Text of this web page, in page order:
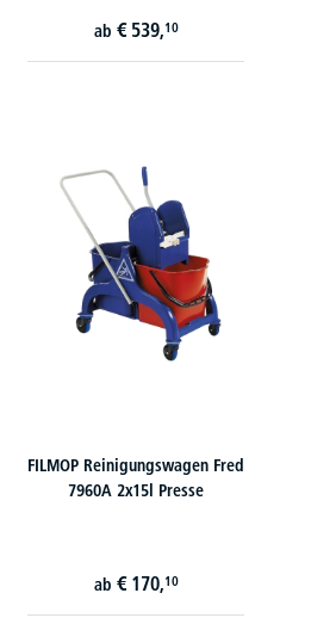
ab € 539,10
FILMOP Reinigungswagen Fred
7960A 2x15l Presse
ab € 170,10